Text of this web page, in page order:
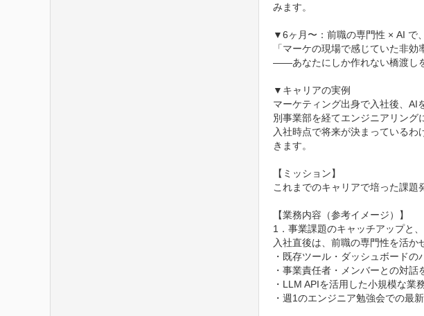
みます。
▼6ヶ月〜：前職の専門性 × AI で
「マーケの現場で感じていた非
——あなたにしか作れない橋渡し
▼キャリアの実例
マーケティング出身で入社後、AI
別事業部を経てエンジニアリン
入社時点で将来が決まっている
きます。
【ミッション】
これまでのキャリアで培った課
【業務内容（参考イメージ）】
1．事業課題のキャッチアップと
入社直後は、前職の専門性を活か
・既存ツール・ダッシュボードの
・事業責任者・メンバーとの対
・LLM APIを活用した小規模な業
・週1のエンジニア勉強会での最